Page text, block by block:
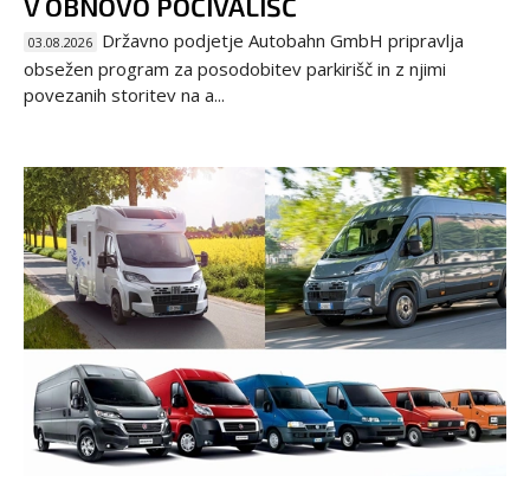
03.08.2026 Državno podjetje Autobahn GmbH pripravlja
obsežen program za posodobitev parkirišč in z njimi
povezanih storitev na a...